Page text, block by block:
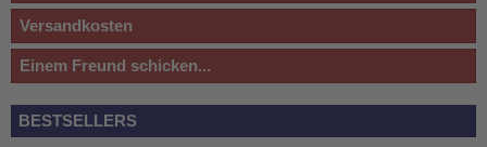
Versandkosten
Einem Freund schicken...
BESTSELLERS